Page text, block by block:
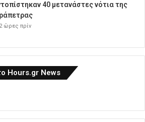
40 μετανάστες νότια της
2 ώρες πρίν
Hours.gr News